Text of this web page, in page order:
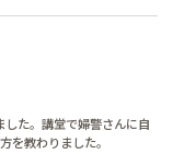
した。講堂で婦警さんに自
を教わりました。